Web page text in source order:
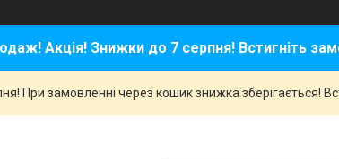
Акція! Знижки до 7 серпня! Встигніть
При замовленні через кошик знижка зберігається!